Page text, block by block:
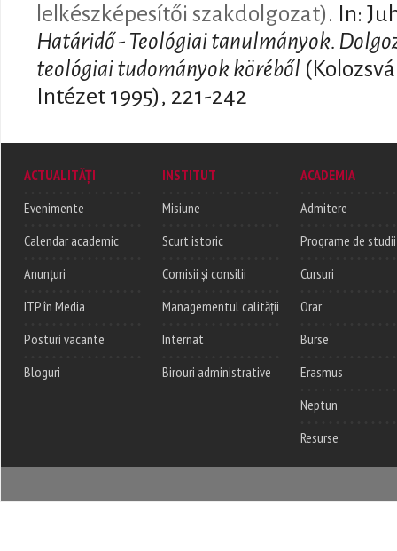
lelkészképesítői szakdolgozat). In:
Határidő - Teológiai tanulmányok.
teológiai tudományok köréből
Intézet 1995), 221-242
ACTUALITĂȚI
Evenimente
Calendar academic
Anunțuri
ITP în Media
Posturi vacante
Bloguri
INSTITUT
Misiune
Scurt istoric
Comisii și consilii
Managementul calității
Internat
Birouri administrative
ACADEMIA
Admitere
Programe de studii
Cursuri
Orar
Burse
Erasmus
Neptun
Resurse